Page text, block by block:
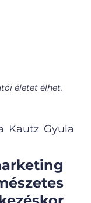
életet élhet.
Kautz Gyula